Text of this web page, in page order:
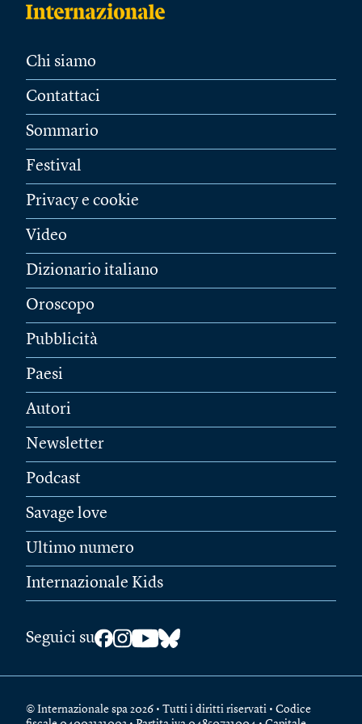
Chi siamo
Contattaci
Sommario
Festival
Privacy e cookie
Video
Dizionario italiano
Oroscopo
Pubblicità
Paesi
Autori
Newsletter
Podcast
Savage love
Ultimo numero
Internazionale Kids
Seguici su
© Internazionale spa 2026 • Tutti i diritti riservati • Codice